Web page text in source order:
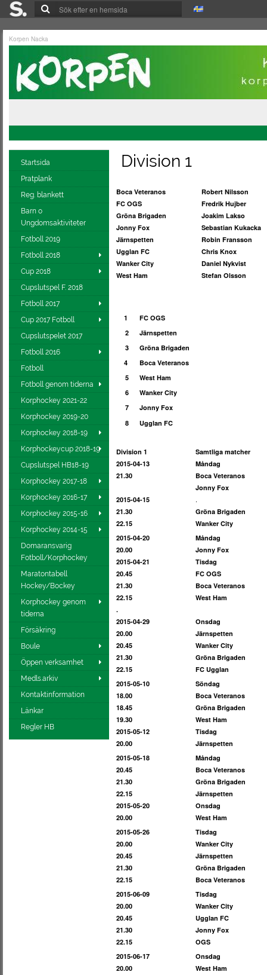
Korpen Nacka
Startsida
Pratplank
Reg. blankett
Barn o
Ungdomsaktiviteter
Fotboll 2019
Fotboll 2018
Cup 2018
Cupslutspel F. 2018
Fotboll 2017
Cup 2017 Fotboll
Cupslutspelet 2017
Fotboll 2016
Fotboll
Fotboll genom tiderna
Korphockey 2021-22
Korphockey 2019-20
Korphockey 2018-19
Korphockeycup 2018-19
Cupslutspel HB18-19
Korphockey 2017-18
Korphockey 2016-17
Korphockey 2015-16
Korphockey 2014-15
Domaransvarig
Fotboll/Korphockey
Maratontabell
Hockey/Bockey
Korphockey genom
tiderna
Försäkring
Boule
Öppen verksamhet
Medls.arkiv
Kontaktinformation
Länkar
Regler HB
Division 1
Boca Veteranos
Robert Nilsson
FC OGS
Fredrik Hujber
Gröna Brigaden
Joakim Lakso
Jonny Fox
Sebastian Kukacka
Järnspetten
Robin Fransson
Ugglan FC
Chris Knox
Wanker City
Daniel Nykvist
West Ham
Stefan Olsson
1 FC OGS
2
Järnspetten
3
Gröna Brigaden
4
Boca Veteranos
5
West Ham
6
Wanker City
7
Jonny Fox
8
Ugglan FC
Division 1
Samtliga matcher
2015-04-13
Måndag
21.30
Boca Veteranos
Jonny Fox
2015-04-15
.
21.30
Gröna Brigaden
22.15
Wanker City
2015-04-20
Måndag
20.00
Jonny Fox
2015-04-21
Tisdag
20.45
FC OGS
21.30
Boca Veteranos
22.15
West Ham
.
2015-04-29
Onsdag
20.00
Järnspetten
20.45
Wanker City
21.30
Gröna Brigaden
22.15
FC Ugglan
2015-05-10
Söndag
18.00
Boca Veteranos
18.45
Gröna Brigaden
19.30
West Ham
2015-05-12
Tisdag
20.00
Järnspetten
2015-05-18
Måndag
20.45
Boca Veteranos
21.30
Gröna Brigaden
22.15
Järnspetten
2015-05-20
Onsdag
20.00
West Ham
2015-05-26
Tisdag
20.00
Wanker City
20.45
Järnspetten
21.30
Gröna Brigaden
22.15
Boca Veteranos
2015-06-09
Tisdag
20.00
Wanker City
20.45
Ugglan FC
21.30
Jonny Fox
22.15
OGS
2015-06-17
Onsdag
20.00
West Ham